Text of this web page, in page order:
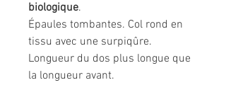
biologique.
Épaules tombantes. Col rond en
tissu avec une surpiqûre.
Longueur du dos plus longue que
la longueur avant.